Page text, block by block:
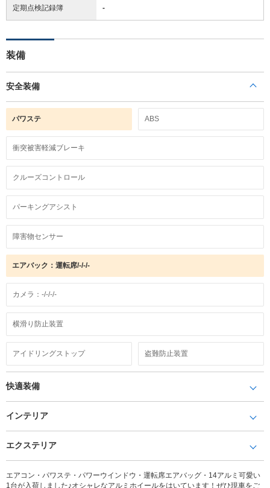
定期点検記録簿 -
装備
安全装備
パワステ ABS
衝突被害軽減ブレーキ
クルーズコントロール
パーキングアシスト
障害物センサー
エアバック：運転席/-/-/-
カメラ：-/-/-/-
横滑り防止装置
アイドリングストップ 盗難防止装置
快適装備
インテリア
エクステリア
エアコン・パワステ・パワーウインドウ・運転席エアバッグ・14アルミ可愛い
1台が入荷しました♪オシャレなアルミホイールをはいています！ぜひ現車をご